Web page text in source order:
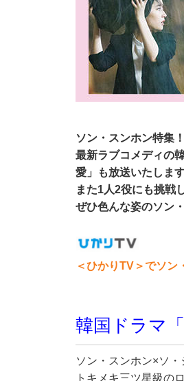
ソン・スンホン特集！
最新ラブコメディの
愛」も放送いたします
また1人2役にも挑戦
ぜひ色んな姿のソン
＜ひかりTV＞でソン
韓国ドラマ
ソン・スンホン×ソ・
トキメキ三ツ星級の